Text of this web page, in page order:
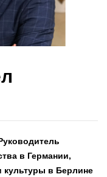
в Германии,
культуры в Берлине